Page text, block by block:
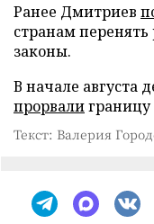
Ранее Дмитриев
странам
законы.
В начале августа
прорвалиграницу
Текст: Валерия